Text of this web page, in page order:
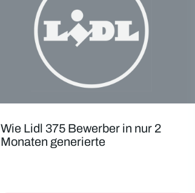
Wie Lidl 375 Bewerber in nur 2
Monaten generierte